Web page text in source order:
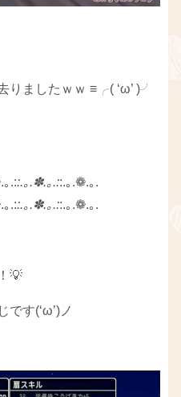
りましたｗｗ ≡╭( ‘ω’ )╯
.::.｡.✽.｡.::.｡.❁.｡.
.::.｡.✽.｡.::.｡.❁.｡.
💡
です(‘ω’)ノ